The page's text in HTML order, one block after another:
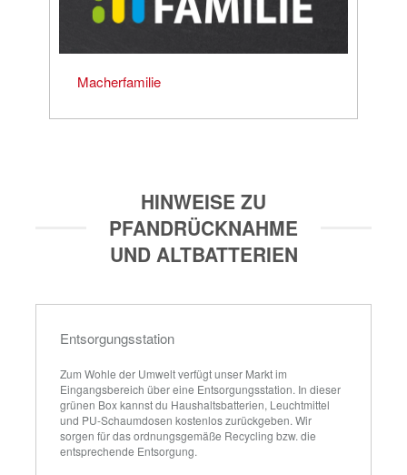
Macherfamilie
HINWEISE ZU
PFANDRÜCKNAHME
UND ALTBATTERIEN
Entsorgungsstation
Zum Wohle der Umwelt verfügt unser Markt im
Eingangsbereich über eine Entsorgungsstation. In dieser
grünen Box kannst du Haushaltsbatterien, Leuchtmittel
und PU-Schaumdosen kostenlos zurückgeben. Wir
sorgen für das ordnungsgemäße Recycling bzw. die
entsprechende Entsorgung.